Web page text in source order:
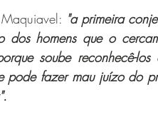
"a primeira
dos homens que o
soube reconhecê-los
pode fazer mau juízo do